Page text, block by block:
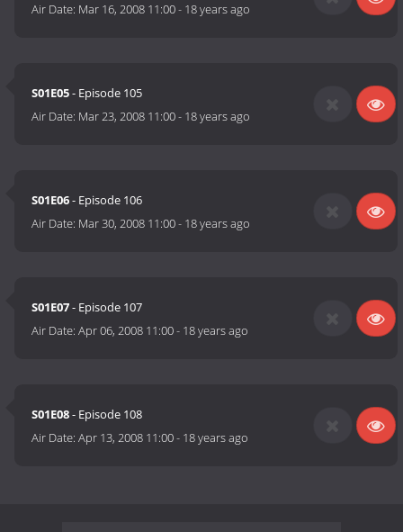
Air Date: Mar 16, 2008 11:00- 18 years ago
S01E05- Episode 105
Air Date: Mar 23, 2008 11:00- 18 years ago
S01E06- Episode 106
Air Date: Mar 30, 2008 11:00- 18 years ago
S01E07- Episode 107
Air Date:Apr 06, 2008 11:00- 18 years ago
S01E08- Episode 108
Air Date:Apr 13, 2008 11:00- 18 years ago